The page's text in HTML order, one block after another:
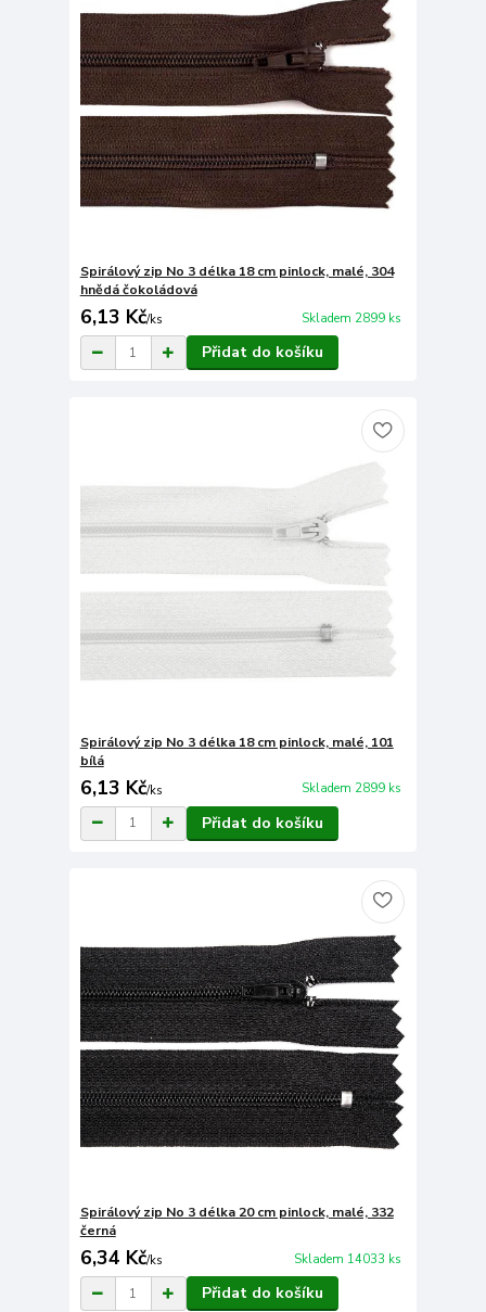
Spirálový zip No 3 délka 18 cm pinlock, malé, 304
hnědá čokoládová
6,13 Kč/ks Skladem 2899 ks
Přidat do košíku
Spirálový zip No 3 délka 18 cm pinlock, malé, 101
bílá
6,13 Kč/ks Skladem 2899 ks
Přidat do košíku
Spirálový zip No 3 délka 20 cm pinlock, malé, 332
černá
6,34 Kč/ks Skladem 14033 ks
Přidat do košíku